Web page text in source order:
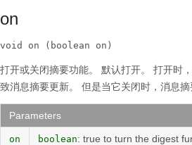
on
void on (boolean on)
打开或关闭摘要功能。 默认打开。 打开时
致消息摘要更新。
但是当它关闭时，消息摘
Parameters
on boolean: true to turn the digest